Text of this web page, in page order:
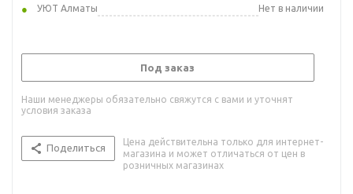
УЮТ Алматы
Нет в наличии
Под заказ
Наши менеджеры обязательно свяжутся с вами и уточнят
условия заказа
Поделиться
Цена действительна только для интернет-
магазина и может отличаться от цен в
розничных магазинах